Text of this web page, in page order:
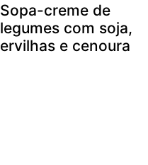
Sopa-creme de
legumes com soja,
ervilhas e cenoura